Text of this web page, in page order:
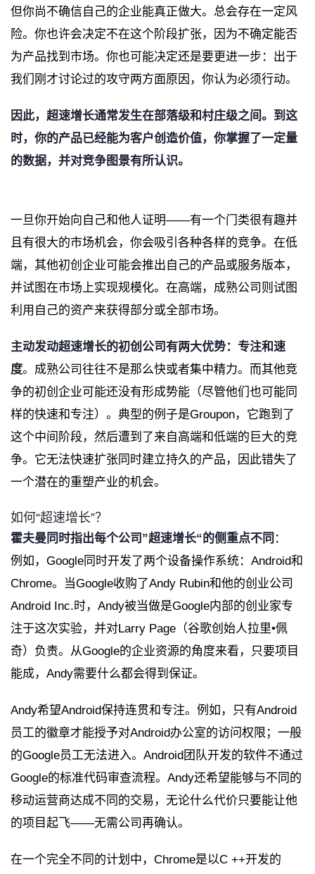
但你尚不确信自己的企业能真正做大。总会存在一定风
险。你也许会决定不在这个阶段扩张，因为不确定能否
为产品找到市场。你也可能决定还是要更进一步：出于
我们刚才讨论过的攻守两方面原因，你认为必须行动。
因此，超速增长通常发生在部落级和村庄级之间。 到这
时，你的产品已经能为客户创造价值，你掌握了一定量
的数据，并对竞争图景有所认识。
一旦你开始向自己和他人证明——有一个门类很有趣并
且有很大的市场机会，你会吸引各种各样的竞争。在低
端，其他初创企业可能会推出自己的产品或服务版本，
并试图在市场上实现规模化。在高端，成熟公司则试图
利用自己的资产来获得部分或全部市场。
主动发动超速增长的初创公司有两大优势： 专注和速
度。成熟公司往往不是那么快或者集中精力。而其他竞
争的初创企业可能还没有形成势能（尽管他们也可能同
样的快速和专注）。典型的例子是Groupon，它跑到了
这个中间阶段，然后遭到了来自高端和低端的巨大的竞
争。它无法快速扩张同时建立持久的产品，因此错失了
一个潜在的重塑产业的机会。
如何“超速增长”？
霍夫曼同时指出每个公司”超速增长“的侧重点不同 ：
例如，Google同时开发了两个设备操作系统：Android和
Chrome。当Google收购了Andy Rubin和他的创业公司
Android Inc.时，Andy被当做是Google内部的创业家专
注于这次实验，并对Larry Page（谷歌创始人拉里•佩
奇）负责。从Google的企业资源的角度来看，只要项目
能成，Andy需要什么都会得到保证。
Andy希望Android保持连贯和专注。例如，只有Android
员工的徽章才能授予对Android办公室的访问权限；一般
的Google员工无法进入。Android团队开发的软件不通过
Google的标准代码审查流程。Andy还希望能够与不同的
移动运营商达成不同的交易，无论什么代价只要能让他
的项目起飞——无需公司再确认。
在一个完全不同的计划中，Chrome是以C ++开发的